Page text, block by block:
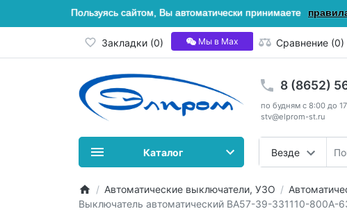
Пользуясь сайтом, Вы автоматически принимаете
Закладки (0) Мы в Мах Сравнение (0)
8 (8652)
по будням с 8:00 до
stv@elprom-st.ru
Везде
Каталог
Автоматические выключатели, УЗО
Выключатель автоматический ВА57-39-331110-